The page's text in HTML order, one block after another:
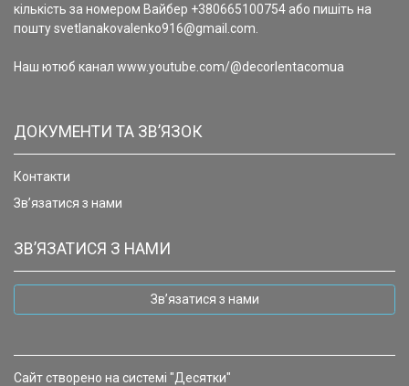
кількість за номером Вайбер +380665100754 або пишіть на
пошту svetlanakovalenko916@gmail.com.
Наш ютюб канал www.youtube.com/@decorlentacomua
ДОКУМЕНТИ ТА ЗВ’ЯЗОК
Контакти
Зв’язатися з нами
ЗВ’ЯЗАТИСЯ З НАМИ
Зв’язатися з нами
Сайт створено на системі "Десятки"